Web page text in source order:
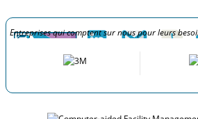
Entreprises qui comptent sur nous pour leurs